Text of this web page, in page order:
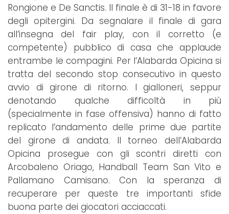
Rongione e De Sanctis. Il finale è di 31-18 in favore
degli opitergini. Da segnalare il finale di gara
all’insegna del fair play, con il corretto (e
competente) pubblico di casa che applaude
entrambe le compagini. Per l’Alabarda Opicina si
tratta del secondo stop consecutivo in questo
avvio di girone di ritorno. I gialloneri, seppur
denotando qualche difficoltà in più
(specialmente in fase offensiva) hanno di fatto
replicato l’andamento delle prime due partite
del girone di andata. Il torneo dell’Alabarda
Opicina prosegue con gli scontri diretti con
Arcobaleno Oriago, Handball Team San Vito e
Pallamano Camisano. Con la speranza di
recuperare per queste tre importanti sfide
buona parte dei giocatori acciaccati.